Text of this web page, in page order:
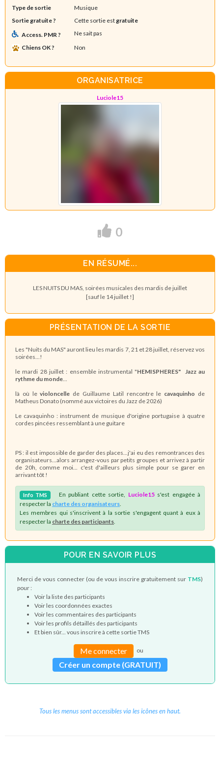
Type de sortie
Musique
Sortie gratuite ?
Cette sortie est gratuite
Access. PMR ?
Ne sait pas
Chiens OK ?
Non
ORGANISATRICE
Luciole15
0
EN RÉSUMÉ...
LES NUITS DU MAS, soirées musicales des mardis de juillet
[sauf le 14 juillet !]
PRÉSENTATION DE LA SORTIE
Les "Nuits du MAS" auront lieu les mardis 7, 21 et 28 juillet, réservez vos
soirées...!
le mardi 28 juillet : ensemble instrumental "HEMISPHERES"
Jazz au
rythme du monde
là où levioloncelle de Guillaume Latil rencontre le cavaquinho de
Matheus Donato (nommé aux victoires du Jazz de 2026)
Le cavaquinho : instrument de musique d'origine portugaise à quatre
cordes pincées ressemblant à une guitare
PS : il est impossible de garder des places...j'ai eu des remontrances des
organisateurs...alors arrangez-vous par petits groupes et arrivez à partir
de 20h, comme moi... c'est d'ailleurs plus simple pour se garer en
arrivant tôt !
Info TMS En publiant cette sortie, Luciole15s'est engagée à
respecter la charte des organisateurs
Les membres qui s'inscrivent à la sortie s'engagent quant à eux à
respecter la charte des participants
POUR EN SAVOIR PLUS
Merci de vous connecter (ou de vous inscrire gratuitement sur TMS)
pour :
Voir la liste des participants
Voir les coordonnées exactes
Voir les commentaires des participants
Voir les profils détaillés des participants
Et bien sûr... vous inscrire à cette sortie TMS
Me connecter ou
Créer un compte (GRATUIT)
Tous les menus sont accessibles via les icônes en haut.